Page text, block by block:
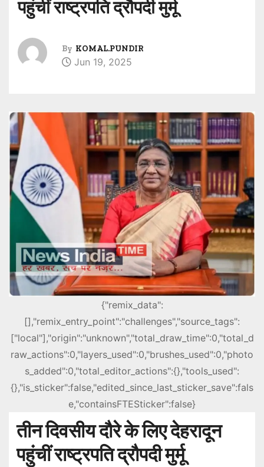
पहुंचीं राष्ट्रपति द्रौपदी मुर्मू
By KOMAL.PUNDIR
Jun 19, 2025
{"remix_data":
[],"remix_entry_point":"challenges","source_tags":
["local"],"origin":"unknown","total_draw_time":0,"total_d
raw_actions":0,"layers_used":0,"brushes_used":0,"photo
s_added":0,"total_editor_actions":{},"tools_used":
{},"is_sticker":false,"edited_since_last_sticker_save":fals
e,"containsFTESticker":false}
तीन दिवसीय दौरे के लिए देहरादून
पहुंचीं राष्ट्रपति द्रौपदी मुर्मू